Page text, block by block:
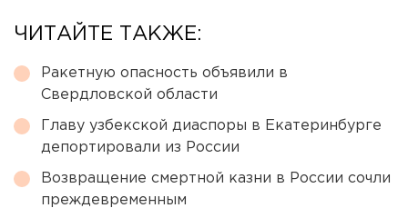
ЧИТАЙТЕ ТАКЖЕ:
Ракетную опасность объявили в
Свердловской области
Главу узбекской диаспоры в Екатеринбурге
депортировали из России
Возвращение смертной казни в России сочли
преждевременным